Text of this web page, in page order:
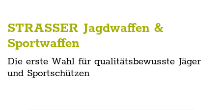
STRASSER Jagdwaffen &
Sportwaffen
Die erste Wahl für qualitätsbewusste Jäger
und Sportschützen